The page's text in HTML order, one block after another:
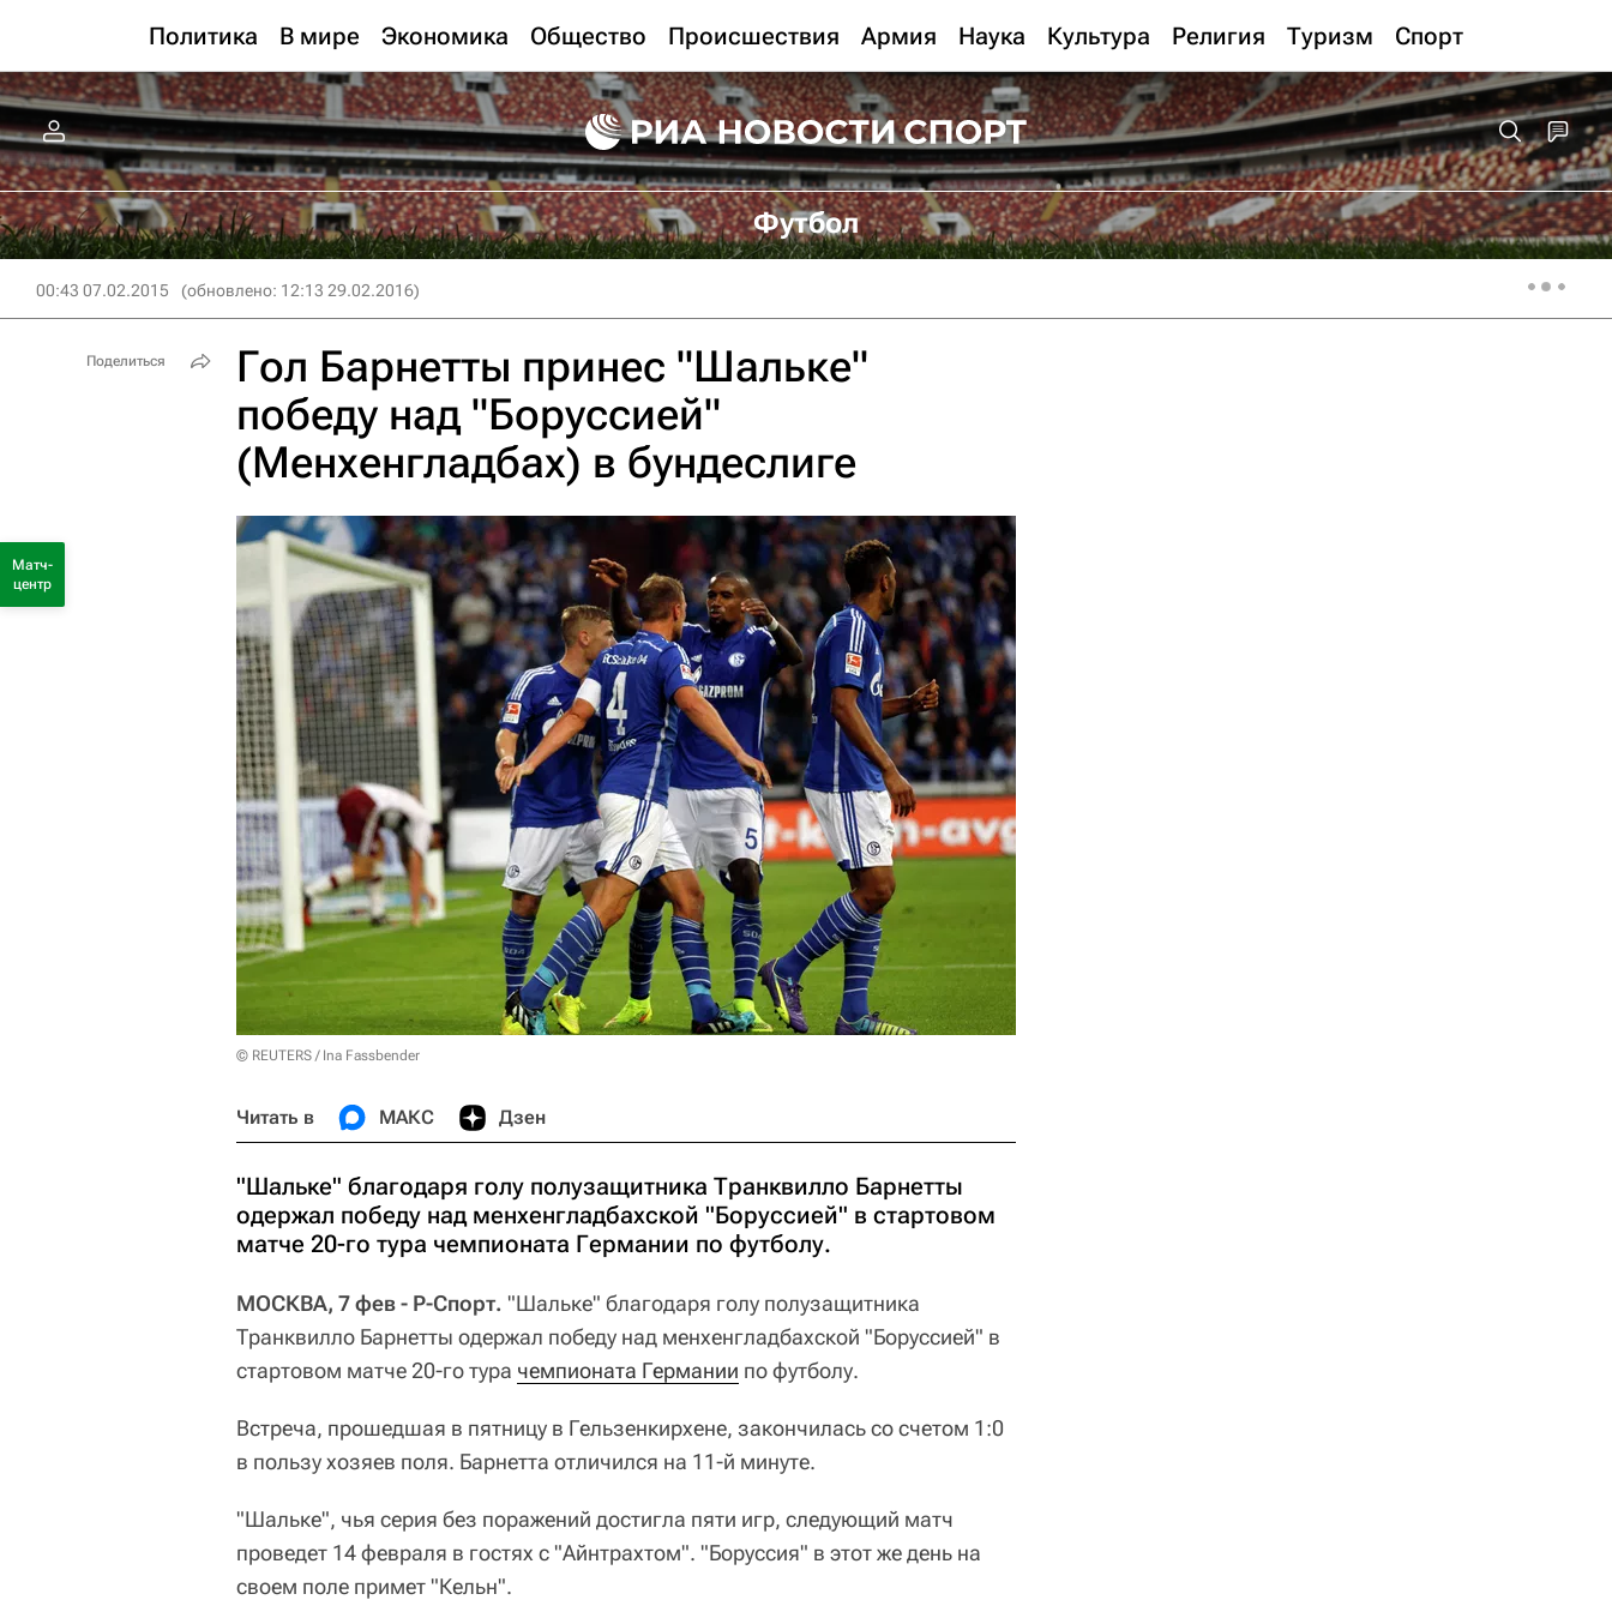
Политика В мире Экономика Общество Происшествия Армия Наука Культура Религия Туризм Спорт
Футбол
00:43 07.02.2015 (обновлено: 12:13 29.02.2016)
Гол Барнетты принес "Шальке"
победу над "Боруссией"
(Менхенгладбах) в бундеслиге
© REUTERS / Ina Fassbender
Читать в МАКС Дзен
"Шальке" благодаря голу полузащитника Транквилло Барнетты
одержал победу над менхенгладбахской "Боруссией" в стартовом
матче 20-го тура чемпионата Германии по футболу.
МОСКВА, 7 фев - Р-Спорт. "Шальке" благодаря голу полузащитника
Транквилло Барнетты одержал победу над менхенгладбахской "Боруссией" в
стартовом матче 20-го тура чемпионата Германии по футболу.
Встреча, прошедшая в пятницу в Гельзенкирхене, закончилась со счетом 1:0
в пользу хозяев поля. Барнетта отличился на 11-й минуте.
"Шальке", чья серия без поражений достигла пяти игр, следующий матч
проведет 14 февраля в гостях с "Айнтрахтом". "Боруссия" в этот же день на
своем поле примет "Кельн".
Поделиться
Матч-
центр